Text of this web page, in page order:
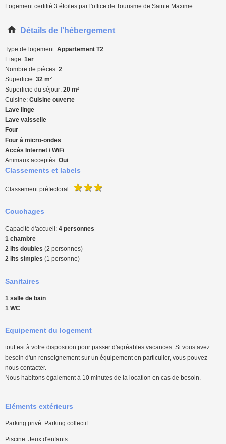
Logement certifié 3 étoiles par l'office de Tourisme de Sainte Maxime.
Détails de l'hébergement
Type de logement: Appartement T2
Etage: 1er
Nombre de pièces: 2
Superficie: 32 m²
Superficie du séjour: 20 m²
Cuisine: Cuisine ouverte
Lave linge
Lave vaisselle
Four
Four à micro-ondes
Accès Internet / WiFi
Animaux acceptés: Oui
Classements et labels
Classement préfectoral
Couchages
Capacité d'accueil: 4 personnes
1 chambre
2 lits doubles (2 personnes)
2 lits simples (1 personne)
Sanitaires
1 salle de bain
1 WC
Equipement du logement
tout est à votre disposition pour passer d'agréables vacances. Si vous avez
besoin d'un renseignement sur un équipement en particulier, vous pouvez
nous contacter.
Nous habitons également à 10 minutes de la location en cas de besoin.
Eléments extérieurs
Parking privé. Parking collectif
Piscine. Jeux d'enfants